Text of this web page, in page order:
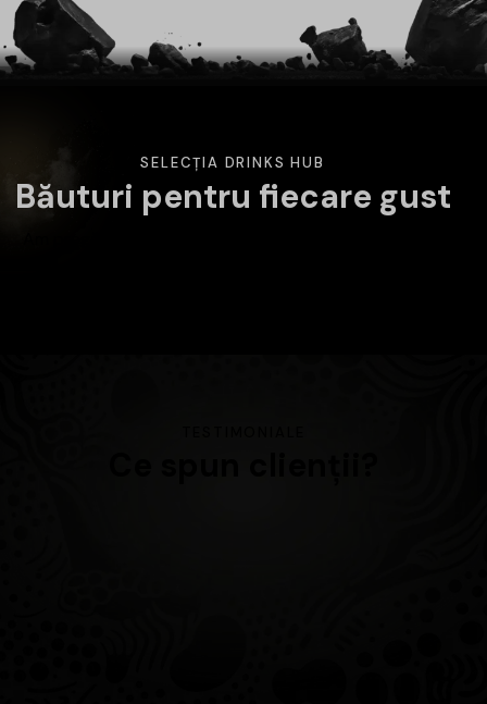
SELECȚIA DRINKS HUB
Băuturi pentru fiecare gust